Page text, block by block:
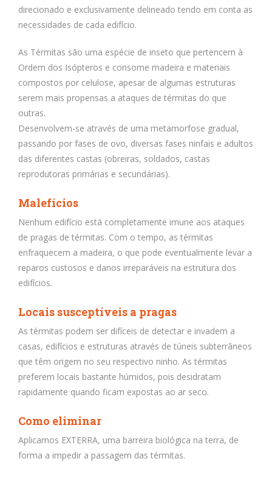
direcionado e exclusivamente delineado tendo em conta as
necessidades de cada edifício.
As Térmitas são uma espécie de inseto que pertencem à
Ordem dos Isópteros e consome madeira e materiais
compostos por celulose, apesar de algumas estruturas
serem mais propensas a ataques de térmitas do que
outras.
Desenvolvem-se através de uma metamorfose gradual,
passando por fases de ovo, diversas fases ninfais e adultos
das diferentes castas (obreiras, soldados, castas
reprodutoras primárias e secundárias).
Malefícios
Nenhum edifício está completamente imune aos ataques
de pragas de térmitas. Com o tempo, as térmitas
enfraquecem a madeira, o que pode eventualmente levar a
reparos custosos e danos irreparáveis na estrutura dos
edifícios.
Locais susceptíveis a pragas
As térmitas podem ser difíceis de detectar e invadem a
casas, edifícios e estruturas através de túneis subterrâneos
que têm origem no seu respectivo ninho. As térmitas
preferem locais bastante húmidos, pois desidratam
rapidamente quando ficam expostas ao ar seco.
Como eliminar
Aplicamos EXTERRA, uma barreira biológica na terra, de
forma a impedir a passagem das térmitas.